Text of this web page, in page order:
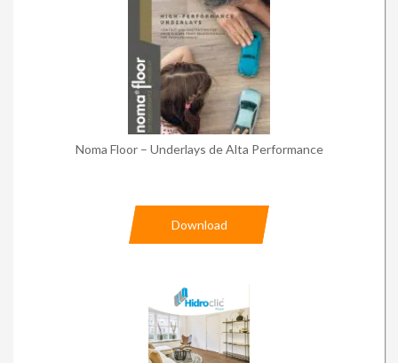
Noma Floor – Underlays de Alta Performance
Download